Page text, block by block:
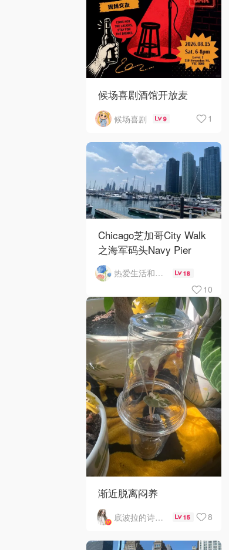
候场喜剧酒馆开放麦
候场喜剧 9 1
Chicago芝加哥City Walk
之海军码头Navy Pier
热爱生活和自由的轻舞飞扬 18
10
渐近脱离闷养
底波拉的诗与歌 15 8